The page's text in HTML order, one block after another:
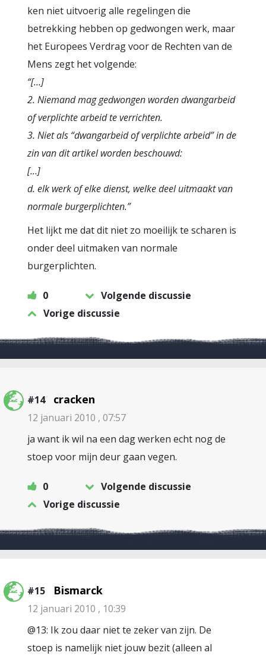
ken niet uitvoerig alle regelingen die
betrekking hebben op gedwongen werk, maar
het Europees Verdrag voor de Rechten van de
Mens zegt het volgende:
“[…]
2. Niemand mag gedwongen worden dwangarbeid
of verplichte arbeid te verrichten.
3. Niet als “dwangarbeid of verplichte arbeid” in de
zin van dit artikel worden beschouwd:
[…]
d. elk werk of elke dienst, welke deel uitmaakt van
normale burgerplichten.”
Het lijkt me dat dit niet zo moeilijk te scharen is
onder deel uitmaken van normale
burgerplichten.
0
Volgende discussie
Vorige discussie
#14 cracken
12 januari 2010 , 07:57
ja want ik wil na een dag werken echt nog de
stoep voor mijn deur gaan vegen.
0
Volgende discussie
Vorige discussie
#15 Bismarck
12 januari 2010 , 10:39
@13: Ik zou daar niet te zeker van zijn. De
stoep is namelijk niet jouw bezit (alleen al